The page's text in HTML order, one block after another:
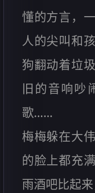
懂的方言，
人的尖叫和
狗翻动着垃
旧的音响吵
歌……
梅梅躲在大
的脸上都充
雨酒吧比起来